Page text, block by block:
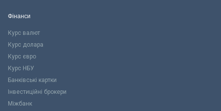
Фінанси
Курс валют
Курс долара
Курс євро
Курс НБУ
Банківські картки
Інвестиційні брокери
Міжбанк